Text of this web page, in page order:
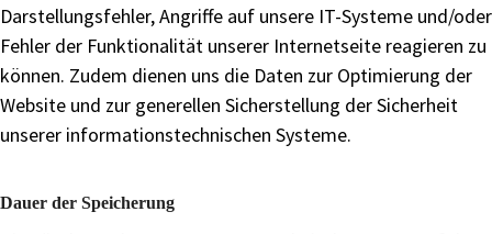
Darstellungsfehler, Angriffe auf unsere IT-Systeme und/oder
Fehler der Funktionalität unserer Internetseite reagieren zu
können. Zudem dienen uns die Daten zur Optimierung der
Website und zur generellen Sicherstellung der Sicherheit
unserer informationstechnischen Systeme.
Dauer der Speicherung